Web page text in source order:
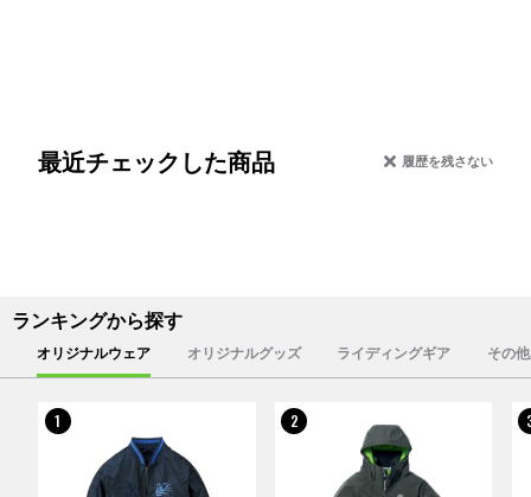
最近チェックした商品 履歴を残さない
ランキングから探す
オリジナルウェア オリジナルグッズ ライディングギア その
1 2